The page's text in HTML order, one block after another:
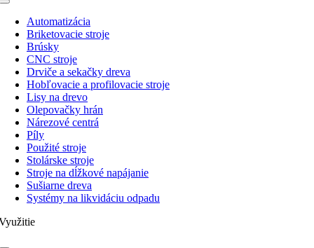
Toggle
NavigationAutomatizácia
Briketovacie stroje
Brúsky
CNC stroje
Drviče a sekačky dreva
Hobľovacie a profilovacie stroje
Lisy na drevo
Olepovačky hrán
Nárezové centrá
Píly
Použité stroje
Stolárske stroje
Stroje na dĺžkové napájanie
Sušiarne dreva
Systémy na likvidáciu odpadu